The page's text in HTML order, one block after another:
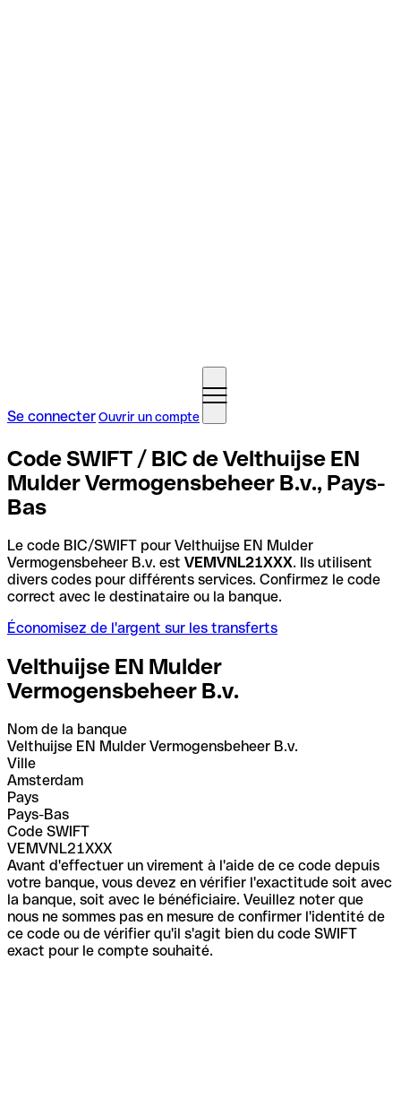
Se connecterOuvrir un compte
Code SWIFT / BIC de Velthuijse EN
Mulder Vermogensbeheer B.v., Pays-
Bas
Le code BIC/SWIFT pour Velthuijse EN Mulder
Vermogensbeheer B.v. est VEMVNL21XXX. Ils utilisent
divers codes pour différents services. Confirmez le code
correct avec le destinataire ou la banque.
Économisez de l'argent sur les transferts
Velthuijse EN Mulder
Vermogensbeheer B.v.
Nom de la banque
Velthuijse EN Mulder Vermogensbeheer B.v.
Ville
Amsterdam
Pays
Pays-Bas
Code SWIFT
VEMVNL21XXX
Avant d'effectuer un virement à l'aide de ce code depuis
votre banque, vous devez en vérifier l'exactitude soit avec
la banque, soit avec le bénéficiaire. Veuillez noter que
nous ne sommes pas en mesure de confirmer l'identité de
ce code ou de vérifier qu'il s'agit bien du code SWIFT
exact pour le compte souhaité.